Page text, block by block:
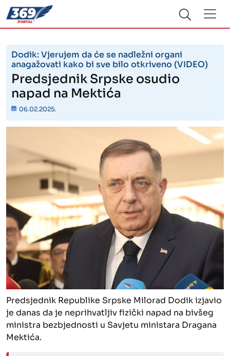
Dodik: Vjerujem da će se nadležni organi
anagažovati kako bi sve bilo otkriveno (VIDEO)
Predsjednik Srpske osudio
napad na Mektića
06.02.2025.
Predsjednik Republike Srpske Milorad Dodik izjavio
je danas da je neprihvatljiv fizički napad na bivšeg
ministra bezbjednosti u Savjetu ministara Dragana
Mektića.